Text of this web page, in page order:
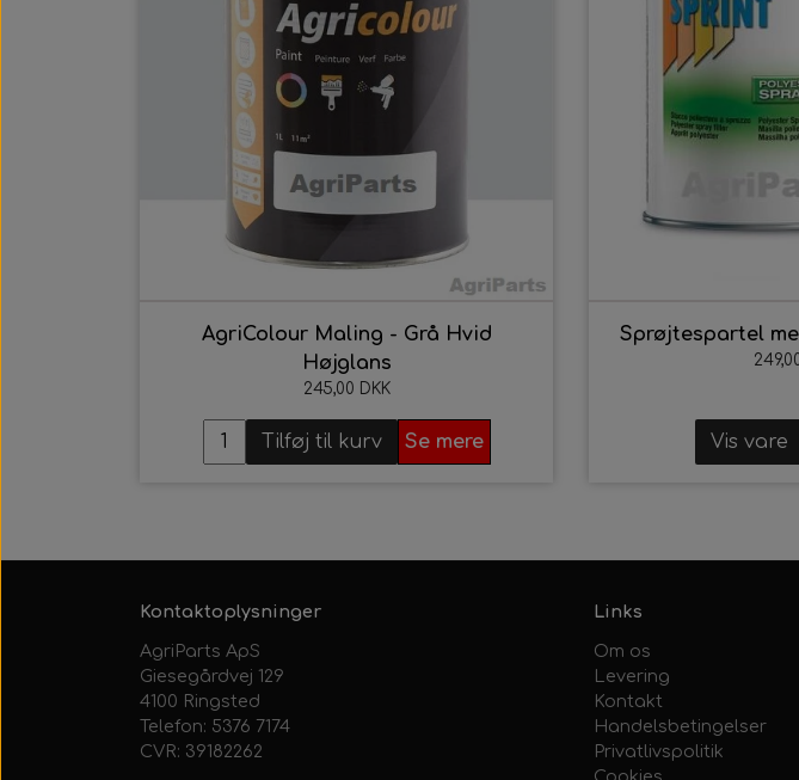
AgriColour Maling - Grå Hvid
Højglans
245,00 DKK
Tilføj til kurv Se mere
Sprøjtespartel
Vis vare
Kontaktoplysninger
AgriParts ApS
Giesegårdvej 129
4100 Ringsted
Telefon: 5376 7174
CVR: 39182262
Links
Om os
Levering
Kontakt
Handelsbetingelser
Privatlivspolitik
Cookies